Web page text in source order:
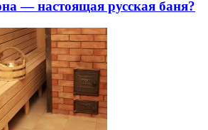
— настоящая русская баня?